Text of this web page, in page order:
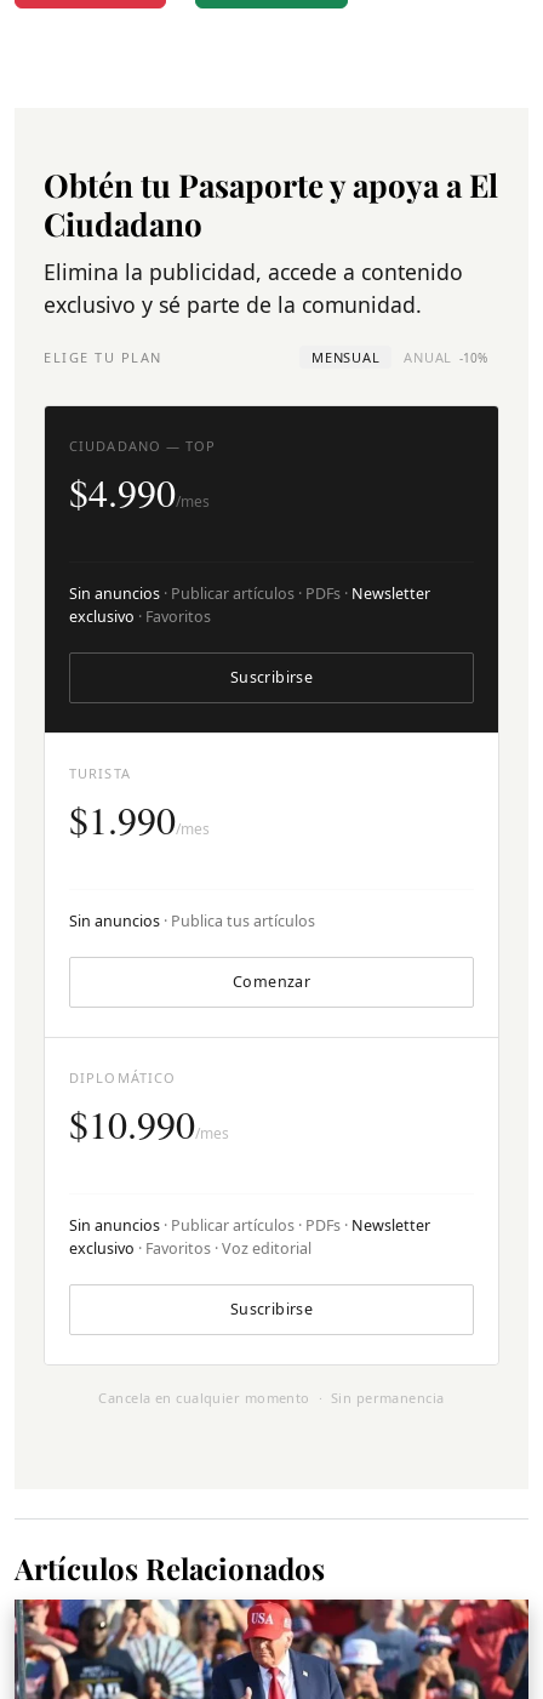
Obtén tu Pasaporte y apoya a El
Ciudadano
Elimina la publicidad, accede a contenido
exclusivo y sé parte de la comunidad.
ELIGE TU PLAN MENSUAL ANUAL -10%
TURISTA
$1.990/mes
Sin anuncios · Publica tus artículos
Comenzar
CIUDADANO — TOP
$4.990/mes
Sin anuncios · Publicar artículos · PDFs · Newsletter
exclusivo · Favoritos
Suscribirse
DIPLOMÁTICO
$10.990/mes
Sin anuncios · Publicar artículos · PDFs · Newsletter
exclusivo · Favoritos · Voz editorial
Suscribirse
Cancela en cualquier momento · Sin permanencia
Artículos Relacionados